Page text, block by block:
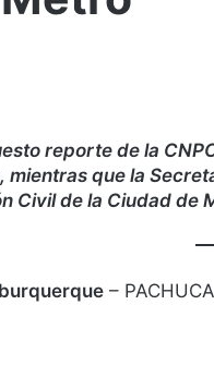
reporte de la
mientras que la
Civil de la Ciudad de
– PACHUCA